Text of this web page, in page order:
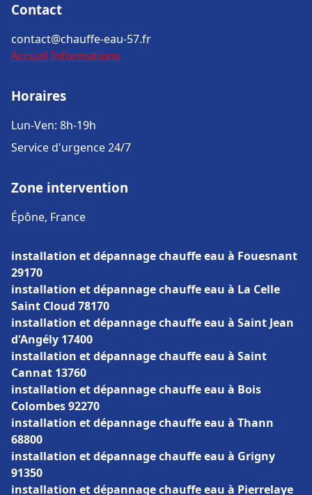
Contact
contact@chauffe-eau-57.fr
Accueil Informations
Horaires
Lun-Ven: 8h-19h
Service d'urgence 24/7
Zone intervention
Épône, France
installation et dépannage chauffe eau à Fouesnant
29170
installation et dépannage chauffe eau à La Celle
Saint Cloud 78170
installation et dépannage chauffe eau à Saint Jean
d'Angély 17400
installation et dépannage chauffe eau à Saint
Cannat 13760
installation et dépannage chauffe eau à Bois
Colombes 92270
installation et dépannage chauffe eau à Thann
68800
installation et dépannage chauffe eau à Grigny
91350
installation et dépannage chauffe eau à Pierrelaye